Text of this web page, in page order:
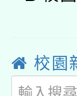
國
業
族教
新北
師專
函轉
族語
轉知
校園